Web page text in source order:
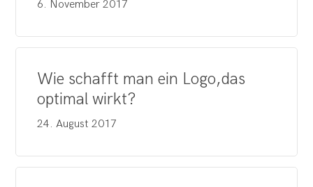
6. November 2017
Wie schafft man ein Logo,das
optimal wirkt?
24. August 2017